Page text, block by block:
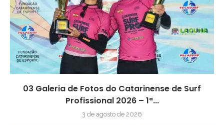
03 Galeria de Fotos do Catarinense de Surf
Profissional 2026 – 1ª...
3 de agosto de 2026